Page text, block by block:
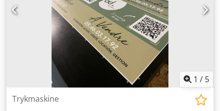
1 / 5
Trykmaskine